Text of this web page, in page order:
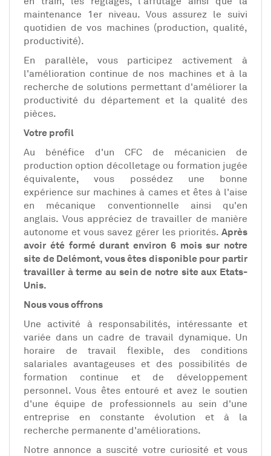
maintenance 1er niveau. Vous assurez le suivi
quotidien de vos machines (production, qualité,
productivité).
En parallèle, vous participez activement à
l'amélioration continue de nos machines et à la
recherche de solutions permettant d'améliorer la
productivité du département et la qualité des
pièces.
Votre profil
Au bénéfice d'un CFC de mécanicien de
production option décolletage ou formation jugée
équivalente, vous possédez une bonne
expérience sur machines à cames et êtes à l'aise
en mécanique conventionnelle ainsi qu'en
anglais. Vous appréciez de travailler de manière
autonome et vous savez gérer les priorités. Après
avoir été formé durant environ 6 mois sur notre
site de Delémont, vous êtes disponible pour partir
travailler à terme au sein de notre site aux Etats-
Unis.
Nous vous offrons
Une activité à responsabilités, intéressante et
variée dans un cadre de travail dynamique. Un
horaire de travail flexible, des conditions
salariales avantageuses et des possibilités de
formation continue et de développement
personnel. Vous êtes entouré et avez le soutien
d'une équipe de professionnels au sein d'une
entreprise en constante évolution et à la
recherche permanente d'améliorations.
Notre annonce a suscité votre curiosité et vous